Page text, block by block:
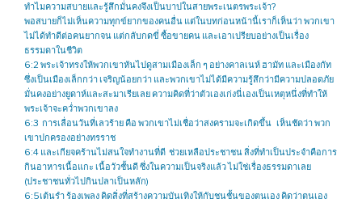
ทำไมความสบายและรู้สึกมั่นคงจึงเป็นบาปในสายพระเนตรพระเจ้า?
พอสบายก็ไม่เห็นความทุกข์ยากของคนอื่น แต่ในบทก่อนหน้านี้เราก็เห็นว่า พวกเขา
ไม่ได้ทำดีต่อคนยากจน แต่กลับกดขี่ ซื้อขายคน และเอาเปรียบอย่างเป็นเรื่อง
ธรรมดาในชีวิต
6:2 พระเจ้าทรงให้พวกเขาหันไปดูสามเมืองเล็ก ๆ อย่างคาลเนห์ ฮามัท และเมืองกัท
ซึ่งเป็นเมืองเล็กกว่า เจริญน้อยกว่า และพวกเขาไม่ได้มีความรู้สึกว่ามีความปลอดภัย
มั่นคงอย่างยูดาห์และสะมาเรียเลย ความคิดที่ว่าตัวเองเก่งนี่เองเป็นเหตุหนึ่งที่ทำให้
พระเจ้าจะคว่ำพวกเขาลง
6:3 การเลื่อนวันที่เลวร้าย คือ พวกเขาไม่เชื่อว่าสงครามจะเกิดขึ้น เห็นชัดว่า พวก
เขาปกครองอย่างทรราช
6:4 และเกียจคร้านไม่สนใจทำงานที่ดี ช่วยเหลือประชาชน สิ่งที่ทำเป็นประจำคือการ
กินอาหารเนื้อแกะ เนื้อวัวชั้นดี ซึ่งในความเป็นจริงแล้ว ไม่ใช่เรื่องธรรมดาเลย
(ประชาชนทั่วไปกินปลาเป็นหลัก)
6:5เต้นรำ ร้องเพลง คิดสิ่งที่สร้างความบันเทิงให้กับชนชั้นของตนเอง คิดว่าตนเอง